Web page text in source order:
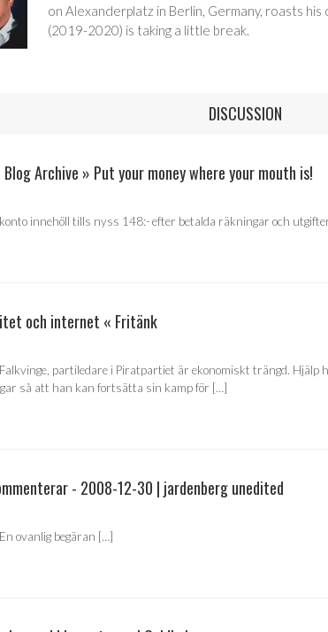
on Alexanderplatz in Berlin, Germany, roasts
(2019-2020) is taking a little break.
DISCUSSION
Blog Archive » Put your money where your mouth is!
innehöll tills nyss 148:- efter betalda räkningar och
och internet « Fritänk
partiledare i Piratpartiet är ekonomiskt trängd. Hjälp
så att han kan fortsätta sin kamp för […]
- 2008-12-30 | jardenberg unedited
ovanlig begäran […]